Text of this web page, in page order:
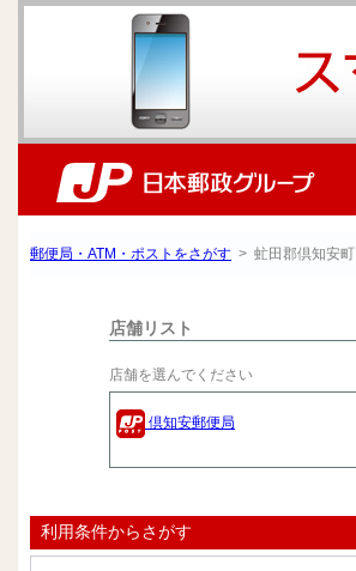
郵便局・ATM・ポストをさがす > 虻田郡倶知安町
店舗リスト
店舗を選んでください
倶知安郵便局
利用条件からさがす